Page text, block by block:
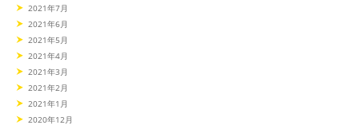
2021年7月
2021年6月
2021年5月
2021年4月
2021年3月
2021年2月
2021年1月
2020年12月